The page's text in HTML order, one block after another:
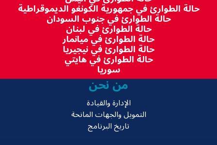
حالة الطوارئ في جمهورية الكونغو الديموقراطية
حالة الطوارئ في جنوب السودان
حالة الطوارئ في لبنان
حالة الطوارئ في ميانمار
حالة الطوارئ في نيجيريا
حالة الطوارئ في هايتي
سوريا
من نحن
الإدارة والقيادة
التمويل والجهات المانحة
تاريخ البرنامج